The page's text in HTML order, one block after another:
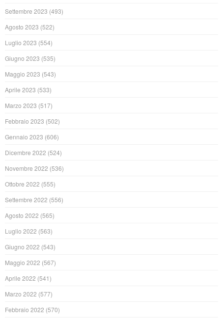
Settembre 2023 (493)
Agosto 2023 (522)
Luglio 2023 (554)
Giugno 2023 (535)
Maggio 2023 (543)
Aprile 2023 (533)
Marzo 2023 (517)
Febbraio 2023 (502)
Gennaio 2023 (606)
Dicembre 2022 (524)
Novembre 2022 (536)
Ottobre 2022 (555)
Settembre 2022 (556)
Agosto 2022 (565)
Luglio 2022 (563)
Giugno 2022 (543)
Maggio 2022 (567)
Aprile 2022 (541)
Marzo 2022 (577)
Febbraio 2022 (570)